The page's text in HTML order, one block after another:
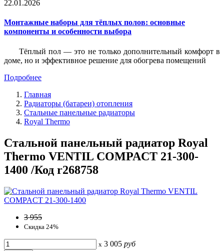
22.01.2026
Монтажные наборы для тёплых полов: основные
компоненты и особенности выбора
Тёплый пол — это не только дополнительный комфорт в
доме, но и эффективное решение для обогрева помещений
Подробнее
Главная
Радиаторы (батареи) отопления
Стальные панельные радиаторы
Royal Thermo
Стальной панельный радиатор Royal
Thermo VENTIL COMPACT 21-300-
1400 /Код r268758
3 955
Скидка 24%
x 3 005 руб